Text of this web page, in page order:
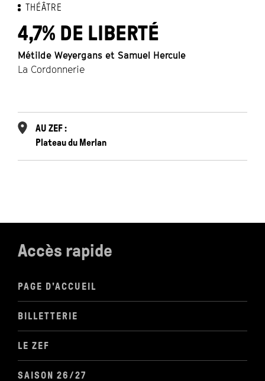
THÉÂTRE
4,7% DE LIBERTÉ
Métilde Weyergans et Samuel Hercule
La Cordonnerie
AU ZEF :
Plateau du Merlan
Accès rapide
PAGE D'ACCUEIL
BILLETTERIE
LE ZEF
SAISON 26/27